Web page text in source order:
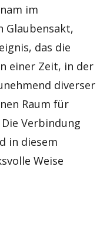
im
Glaubensakt,
das die
einer Zeit, in der
diverser
Raum für
Verbindung
in diesem
Weise